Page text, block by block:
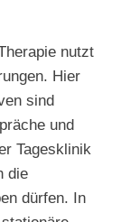
nutzt
Hier
sind
und
Tagesklinik
die
dürfen. In